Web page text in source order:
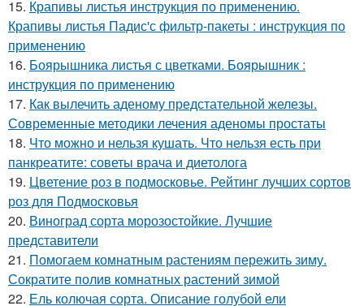
15. Крапивы листья инструкция по применению.
Крапивы листья Падис'с фильтр-пакеты : инструкция по
применению
16. Боярышника листья с цветками. Боярышник :
инструкция по применению
17. Как вылечить аденому предстательной железы.
Современные методики лечения аденомы простаты
18. Что можно и нельзя кушать. Что нельзя есть при
панкреатите: советы врача и диетолога
19. Цветение роз в подмосковье. Рейтинг лучших сортов
роз для Подмосковья
20. Виноград сорта морозостойкие. Лучшие
представители
21. Помогаем комнатным растениям пережить зиму.
Сократите полив комнатных растений зимой
22. Ель колючая сорта. Описание голубой ели